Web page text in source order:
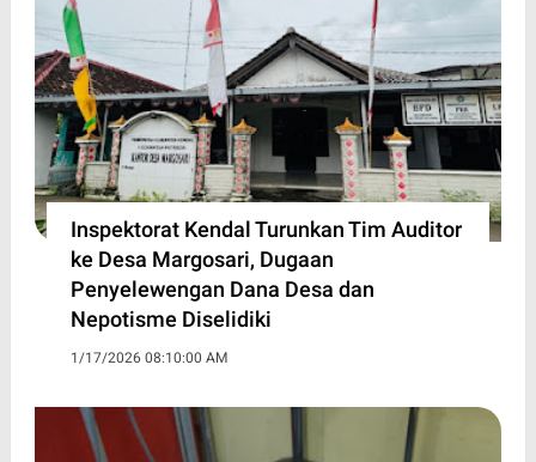
Inspektorat Kendal Turunkan Tim Auditor
ke Desa Margosari, Dugaan
Penyelewengan Dana Desa dan
Nepotisme Diselidiki
1/17/2026 08:10:00 AM